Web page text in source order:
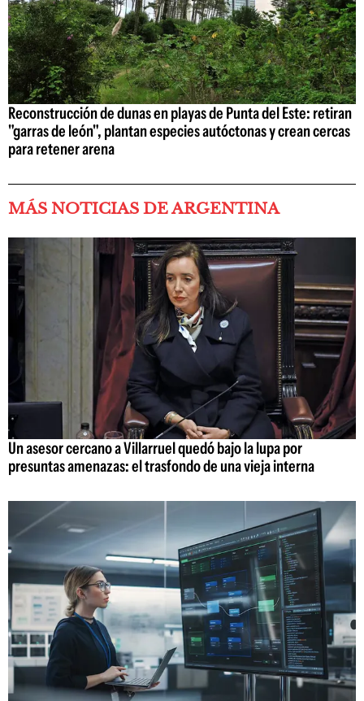
Reconstrucción de dunas en playas de Punta del Este: retiran
"garras de león", plantan especies autóctonas y crean cercas
para retener arena
MÁS NOTICIAS DE ARGENTINA
Un asesor cercano a Villarruel quedó bajo la lupa por
presuntas amenazas: el trasfondo de una vieja interna